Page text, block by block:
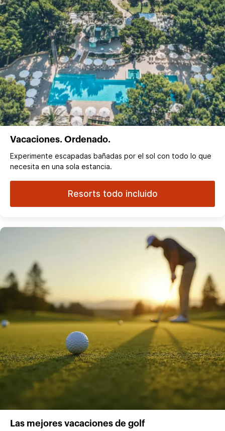
Vacaciones. Ordenado.
Experimente escapadas bañadas por el sol con todo lo que
necesita en una sola estancia.
Resorts todo incluido
Las mejores vacaciones de golf